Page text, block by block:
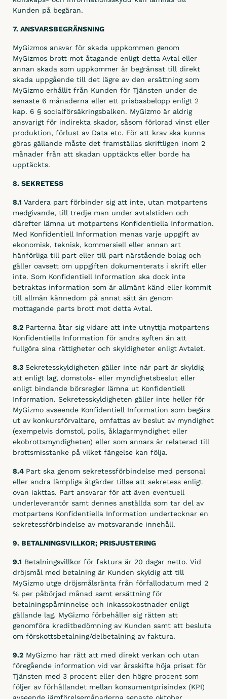
Kunden på begäran.
7. ANSVARSBEGRÄNSNING
MyGizmos ansvar för skada uppkommen genom
MyGizmos brott mot åtagande enligt detta Avtal eller
annan skada som uppkommer är begränsat till direkt
skada uppgående till det lägre av den ersättning som
MyGizmo erhållit från Kunden för Tjänsten under de
senaste 6 månaderna eller ett prisbasbelopp enligt 2
kap. 6 § socialförsäkringsbalken. MyGizmo är aldrig
ansvarigt för indirekta skador, såsom förlorad vinst eller
produktion, förlust av Data etc. För att krav ska kunna
göras gällande måste det framställas skriftligen inom 2
månader från att skadan upptäckts eller borde ha
upptäckts.
8. SEKRETESS
8.1 Vardera part förbinder sig att inte, utan motpartens
medgivande, till tredje man under avtalstiden och
därefter lämna ut motpartens Konfidentiella Information.
Med Konfidentiell Information menas varje uppgift av
ekonomisk, teknisk, kommersiell eller annan art
hänförliga till part eller till part närstående bolag och
gäller oavsett om uppgiften dokumenterats i skrift eller
inte. Som Konfidentiell Information ska dock inte
betraktas information som är allmänt känd eller kommit
till allmän kännedom på annat sätt än genom
mottagande parts brott mot detta Avtal.
8.2 Parterna åtar sig vidare att inte utnyttja motpartens
Konfidentiella Information för andra syften än att
fullgöra sina rättigheter och skyldigheter enligt Avtalet.
8.3 Sekretesskyldigheten gäller inte när part är skyldig
att enligt lag, domstols- eller myndighetsbeslut eller
enligt bindande börsregler lämna ut Konfidentiell
Information. Sekretesskyldigheten gäller inte heller för
MyGizmo avseende Konfidentiell Information som begärs
ut av konkursförvaltare, omfattas av beslut av myndighet
(exempelvis domstol, polis, åklagarmyndighet eller
ekobrottsmyndigheten) eller som annars är relaterad till
brottsmisstanke på vilket fängelse kan följa.
8.4 Part ska genom sekretessförbindelse med personal
eller andra lämpliga åtgärder tillse att sekretess enligt
ovan iakttas. Part ansvarar för att även eventuell
underleverantör samt dennes anställda som tar del av
motpartens Konfidentiella Information undertecknar en
sekretessförbindelse av motsvarande innehåll.
9. BETALNINGSVILLKOR; PRISJUSTERING
9.1 Betalningsvillkor för faktura är 20 dagar netto. Vid
dröjsmål med betalning är Kunden skyldig att till
MyGizmo utge dröjsmålsränta från förfallodatum med 2
% per påbörjad månad samt ersättning för
betalningspåminnelse och inkassokostnader enligt
gällande lag. MyGizmo förbehåller sig rätten att
genomföra kreditbedömning av Kunden samt att besluta
om förskottsbetalning/delbetalning av faktura.
9.2 MyGizmo har rätt att med direkt verkan och utan
föregående information vid var årsskifte höja priset för
Tjänsten med 3 procent eller den högre procent som
följer av förhållandet mellan konsumentprisindex (KPI)